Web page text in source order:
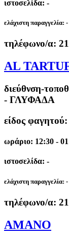
ιστοσελίδα: -
ελάχιστη παραγγελία: -
τηλέφωνο/α:
AL
διεύθνση-
- ΓΛΥΦΑΔΑ
είδος
ωράριο: 12:30 -
ιστοσελίδα: -
ελάχιστη παραγγελία: -
τηλέφωνο/α:
AMANO